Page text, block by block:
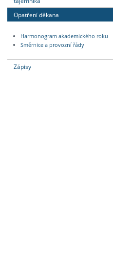
Opatření děkana
Harmonogram akademického roku
Směrnice a provozní řády
Zápisy